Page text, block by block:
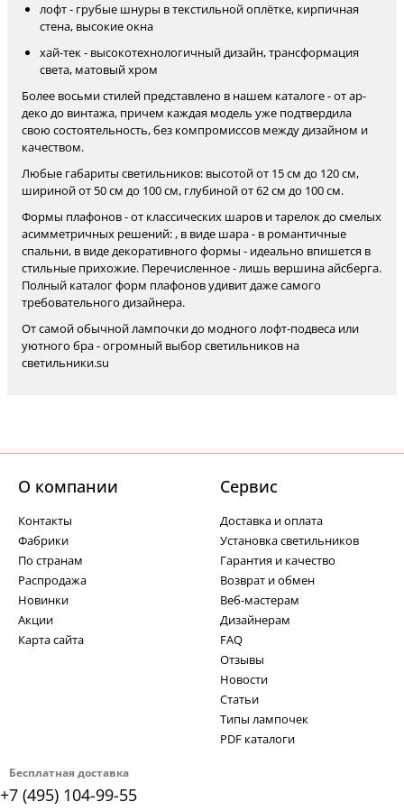
лофт - грубые шнуры в текстильной оплётке, кирпичная
стена, высокие окна
хай-тек - высокотехнологичный дизайн, трансформация
света, матовый хром
Более восьми стилей представлено в нашем каталоге - от ар-
деко до винтажа, причем каждая модель уже подтвердила
свою состоятельность, без компромиссов между дизайном и
качеством.
Любые габариты светильников: высотой от 15 см до 120 см,
шириной от 50 см до 100 см, глубиной от 62 см до 100 см.
Формы плафонов - от классических шаров и тарелок до смелых
асимметричных решений: , в виде шара - в романтичные
спальни, в виде декоративного формы - идеально впишется в
стильные прихожие. Перечисленное - лишь вершина айсберга.
Полный каталог форм плафонов удивит даже самого
требовательного дизайнера.
От самой обычной лампочки до модного лофт-подвеса или
уютного бра - огромный выбор светильников на
светильники.su
Бесплатная доставка
+7 (495) 104-99-55
О компании
Контакты
Фабрики
По странам
Распродажа
Новинки
Акции
Карта сайта
Cервис
Доставка и оплата
Установка светильников
Гарантия и качество
Возврат и обмен
Веб-мастерам
Дизайнерам
FAQ
Отзывы
Новости
Статьи
Типы лампочек
PDF каталоги